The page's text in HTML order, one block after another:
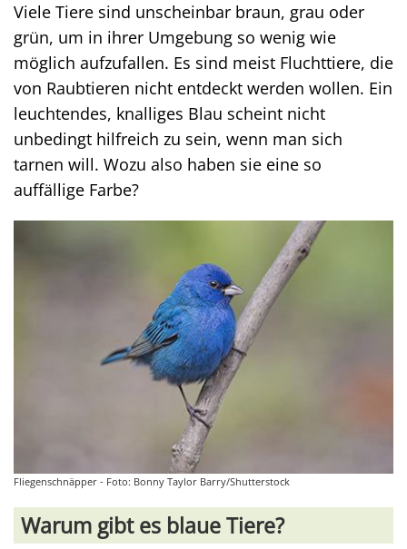
Viele Tiere sind unscheinbar braun, grau oder
grün, um in ihrer Umgebung so wenig wie
möglich aufzufallen. Es sind meist Fluchttiere, die
von Raubtieren nicht entdeckt werden wollen. Ein
leuchtendes, knalliges Blau scheint nicht
unbedingt hilfreich zu sein, wenn man sich
tarnen will. Wozu also haben sie eine so
auffällige Farbe?
Fliegenschnäpper - Foto: Bonny Taylor Barry/Shutterstock
Warum gibt es blaue Tiere?